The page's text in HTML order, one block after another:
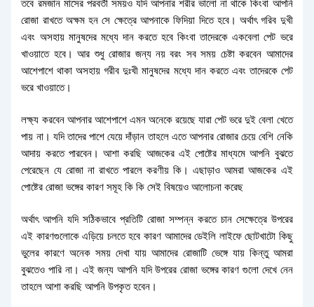
তবে রমজান মাসের পরবর্তী সময়ও যদি আপনার শরীর ভালো না থাকে কিংবা আপনি
রোজা রাখতে অক্ষম হন সে ক্ষেত্রে আপনাকে ফিদিয়া দিতে হবে। অর্থাৎ গরিব দুখী
এবং অসহায় মানুষদের মধ্যে দান করতে হবে কিংবা তাদেরকে একবেলা পেট ভরে
খাওয়াতে হবে। আর শুধু রোজার জন্য নয় বরং সব সময় চেষ্টা করবেন আমাদের
আশেপাশে থাকা অসহায় গরীব দুঃখী মানুষদের মধ্যে দান করতে এবং তাদেরকে পেট
ভরে খাওয়াতে।
লক্ষ্য করবেন আপনার আশেপাশে এমন অনেকে রয়েছে যারা পেট ভরে দুই বেলা খেতে
পায় না। যদি তাদের পাশে যেয়ে দাঁড়ান তাহলে এতে আপনার রোজার চেয়ে বেশি নেকি
আদায় করতে পারবেন। আশা করছি আজকের এই পোষ্টের মাধ্যমে আপনি বুঝতে
পেরেছেন যে রোজা না রাখতে পারলে করণীয় কি। এছাড়াও আমরা আজকের এই
পোষ্টের রোজা ভঙ্গের কারণ সমূহ কি কি সেই বিষয়েও আলোচনা করেছ
অর্থাৎ আপনি যদি সঠিকভাবে প্রতিটি রোজা সম্পন্ন করতে চান সেক্ষেত্রে উপরের
এই কারণগুলোকে এড়িয়ে চলতে হবে কারণ আমাদের ডেইলি লাইফে ছোটখাটো কিছু
ভুলের কারণে অনেক সময় দেখা যায় আমাদের রোজাটি ভেঙ্গে যায় কিন্তু আমরা
বুঝতেও পারি না। এই জন্য আপনি যদি উপরের রোজা ভঙ্গের কারণ গুলো দেখে নেন
তাহলে আশা করছি আপনি উপকৃত হবেন।